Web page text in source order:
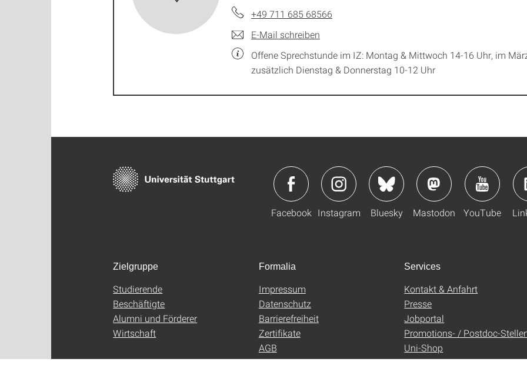
+49 711 685 68566
E-Mail schreiben
Offene Sprechstunde im IZ: Montag & Mittwoch 14-16 Uhr, im
zusätzlich Dienstag & Donnerstag 10-12 Uhr
Facebook Instagram Bluesky Mastodon YouTube
Zielgruppe
Studierende
Beschäftigte
Alumni und Förderer
Wirtschaft
Formalia
Impressum
Datenschutz
Barrierefreiheit
Zertifikate
AGB
Services
Kontakt & Anfahrt
Presse
Jobportal
Promotions- / Postdoc-
Uni-Shop